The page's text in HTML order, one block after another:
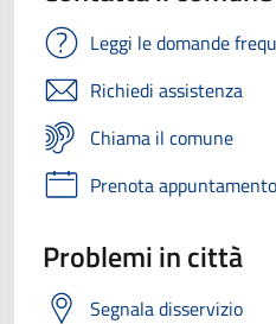
Leggi le domande
Richiedi assistenza
Chiama il comune
Prenota appuntamento
Problemi in città
Segnala disservizio